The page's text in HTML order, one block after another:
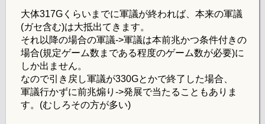
大体317Gくらいまでに軍議が終われば、本来の軍議
(ガセ含む)は大抵出てきます。
それ以降の場合の軍議->軍議は本前兆かつ条件付きの
場合(規定ゲーム数まである程度のゲーム数が必要)に
しか出ません。
なので引き戻し軍議が330Gとかで終了した場合、
軍議行かずに前兆煽り->発展で当たることもありま
す。(むしろその方が多い)